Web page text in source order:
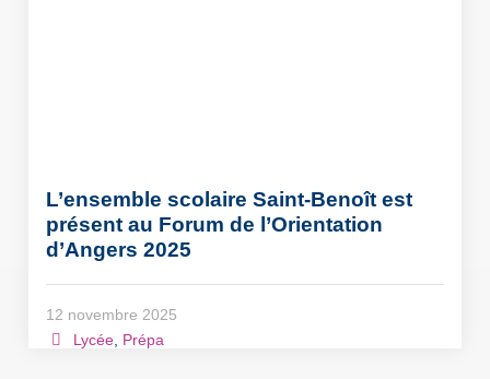
L’ensemble scolaire Saint-Benoît est
présent au Forum de l’Orientation
d’Angers 2025
12 novembre 2025
Lycée Prépa